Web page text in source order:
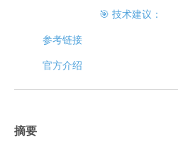
🎯 技术建议：
参考链接
官方介绍
摘要